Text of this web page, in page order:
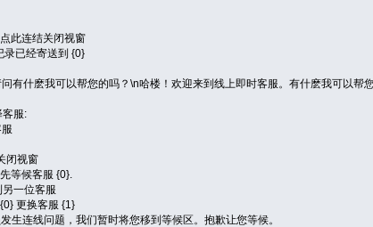
此连结关闭视窗
录已经寄送到 {0}
有什麽我可以帮您的吗？\n哈楼！欢迎来到线上即时客服。有什麽我可以帮
服:
闭视窗
等候客服 {0}.
一位客服
更换客服 {1}
生连线问题，我们暂时将您移到等候区。抱歉让您等候。